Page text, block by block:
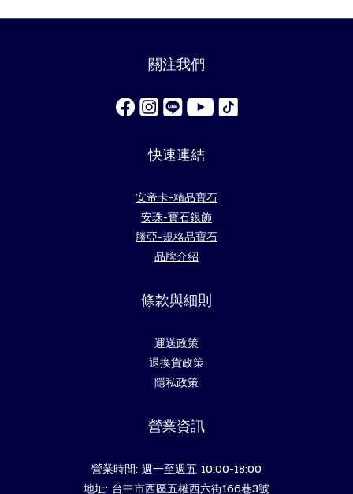
關注我們
快速連結
安帝卡-精品寶石
安珠-寶石銀飾
勝亞-規格品寶石
品牌介紹
條款與細則
運送政策
退換貨政策
隱私政策
營業資訊
營業時間: 週一至週五 10:00-18:00
地址: 台中市西區五權西六街166巷3號